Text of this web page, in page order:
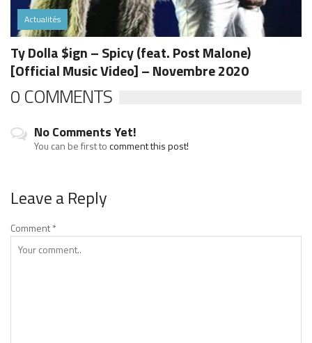
Actualités
Ty Dolla $ign – Spicy (feat. Post Malone)
[Official Music Video] – Novembre 2020
0 COMMENTS
No Comments Yet!
You can be first tocomment this post!
Leave a Reply
Comment*